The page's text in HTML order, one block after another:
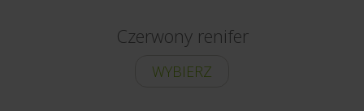
Czerwony renifer
WYBIERZ